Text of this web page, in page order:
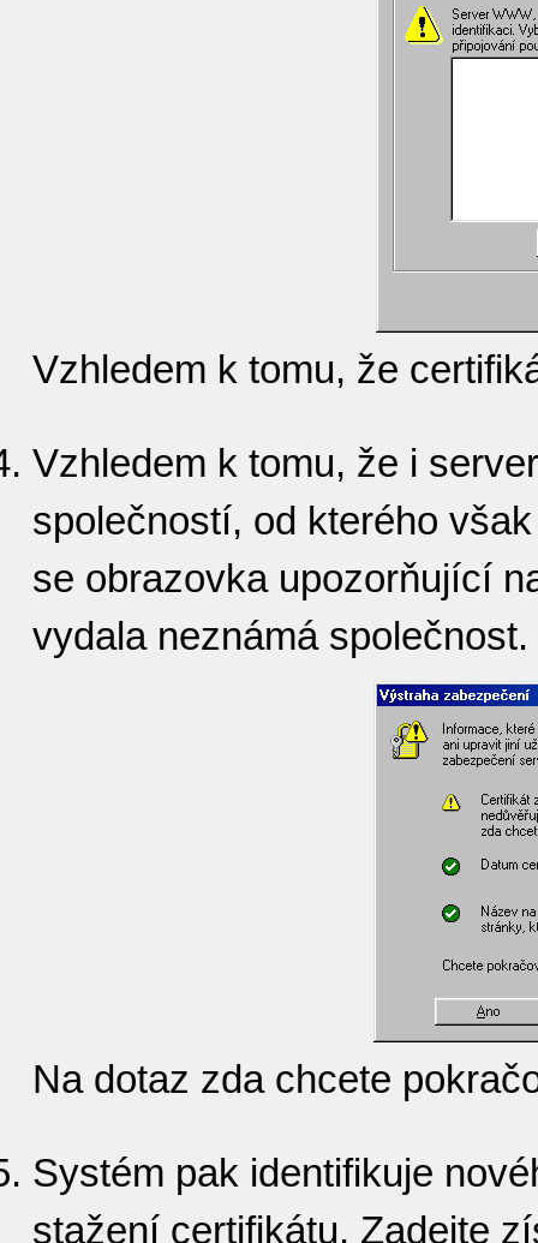
Vzhledem k tomu, že
Vzhledem k tomu, že i
společností, od kterého
se obrazovka upozorňující
vydala neznámá společnost.
Na dotaz zda chcete
Systém pak identifikuje
stažení certifikátu. Zadejte